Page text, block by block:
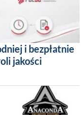
i bezpłatnie
jakości